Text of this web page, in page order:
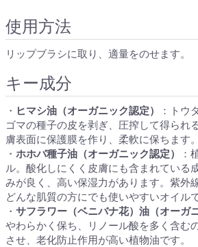
使用方法
リップブラシに取り、適量をのせます。
キー成分
・ ヒマシ油（オーガニック認定）
：トウ
ゴマの種子の皮を剥ぎ、圧搾して得られ
膚表面に保護膜を作り、柔軟に保ちます。
・ ホホバ種子油（オーガニック認定）
：
ル。酸化しにくく皮膚にも含まれている
みが良く、高い保湿力があります。紫外
どんな肌質の方にでも使いやすいオイルで
・ サフラワー（ベニバナ花）油（オーガ
やわらかく保ち、リノール酸を多く含む
させ、老化防止作用が高い植物油です。